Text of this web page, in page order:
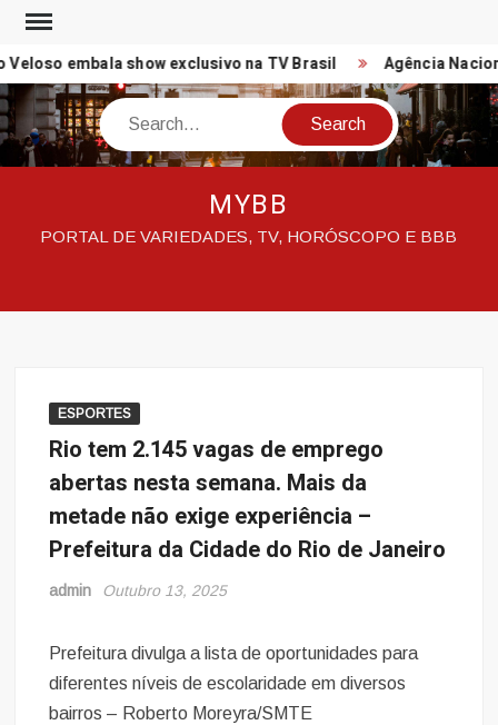
Skip
contentembala show exclusivo na TV Brasil Agência
Search
MYBB
PORTAL DE VARIEDADES, TV, HORÓSCOPO E BBB
ESPORTES
Rio tem 2.145 vagas de emprego
abertas nesta semana. Mais da
metade não exige experiência –
Prefeitura da Cidade do Rio de Janeiro
admin Outubro 13, 2025
Prefeitura divulga a lista de oportunidades para
diferentes níveis de escolaridade em diversos
bairros – Roberto Moreyra/SMTE